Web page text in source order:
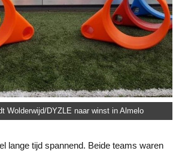
Wolderwijd/DYZLE naar winst in Almelo